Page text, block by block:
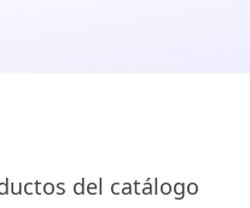
del catálogo